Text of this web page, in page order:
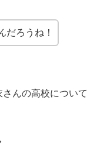
だろうね！
んの高校について